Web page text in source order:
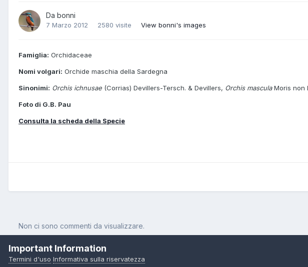
Da bonni
7 Marzo 2012 2580 visite View bonni's images
Famiglia: Orchidaceae
Nomi volgari: Orchide maschia della Sardegna
Sinonimi: Orchis ichnusae (Corrias) Devillers-Tersch. & Devillers, Orchis masculaMoris non
Foto di G.B. Pau
Consulta la scheda della Specie
Non ci sono commenti da visualizzare.
Pagina Iniziale Orchidee Orchis mascula (L.) L. subsp. ichnusae Corrias
Important Information
Termini d'uso Informativa sulla riservatezza